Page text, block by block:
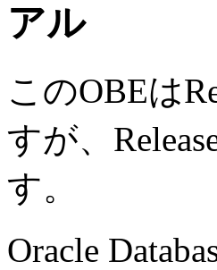
アル
このOBEは
すが、
す。
Oracle